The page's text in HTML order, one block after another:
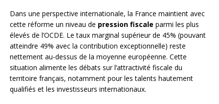
Dans une perspective internationale, la France maintient avec
cette réforme un niveau de pression fiscale parmi les plus
élevés de l’OCDE. Le taux marginal supérieur de 45% (pouvant
atteindre 49% avec la contribution exceptionnelle) reste
nettement au-dessus de la moyenne européenne. Cette
situation alimente les débats sur l’attractivité fiscale du
territoire français, notamment pour les talents hautement
qualifiés et les investisseurs internationaux.